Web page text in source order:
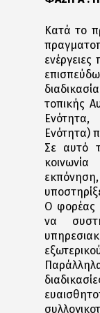
Κατά το
τοπικής
Ενότητα)
Σε αυτό
Ο φορέας
να